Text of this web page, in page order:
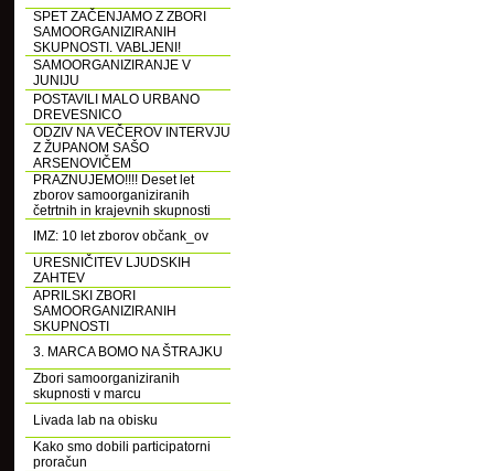
SPET ZAČENJAMO Z ZBORI
SAMOORGANIZIRANIH
SKUPNOSTI. VABLJENI!
SAMOORGANIZIRANJE V
JUNIJU
POSTAVILI MALO URBANO
DREVESNICO
ODZIV NA VEČEROV INTERVJU
Z ŽUPANOM SAŠO
ARSENOVIČEM
PRAZNUJEMO!!!! Deset let
zborov samoorganiziranih
četrtnih in krajevnih skupnosti
IMZ: 10 let zborov občank_ov
URESNIČITEV LJUDSKIH
ZAHTEV
APRILSKI ZBORI
SAMOORGANIZIRANIH
SKUPNOSTI
3. MARCA BOMO NA ŠTRAJKU
Zbori samoorganiziranih
skupnosti v marcu
Livada lab na obisku
Kako smo dobili participatorni
proračun